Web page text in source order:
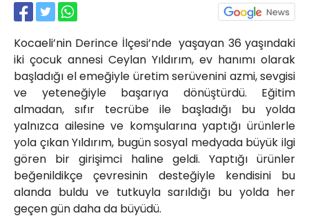
Kocaeli’nin Derince İlçesi’nde yaşayan 36 yaşındaki
iki çocuk annesi Ceylan Yıldırım, ev hanımı olarak
başladığı el emeğiyle üretim serüvenini azmi, sevgisi
ve yeteneğiyle başarıya dönüştürdü. Eğitim
almadan, sıfır tecrübe ile başladığı bu yolda
yalnızca ailesine ve komşularına yaptığı ürünlerle
yola çıkan Yıldırım, bugün sosyal medyada büyük ilgi
gören bir girişimci haline geldi. Yaptığı ürünler
beğenildikçe çevresinin desteğiyle kendisini bu
alanda buldu ve tutkuyla sarıldığı bu yolda her
geçen gün daha da büyüdü.
Akkavaklar Caddesi No:17/4 İzmit-
KOCAELİ
kocaelisokak@gmail.com